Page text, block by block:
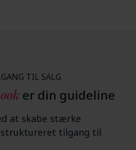
TIL SALG
er din guideline
at skabe stærke
struktureret tilgang til